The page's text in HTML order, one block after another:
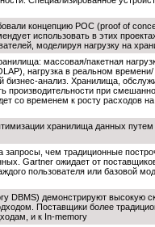
концепцию POC (proof of
использовать в этих
моделируя нагрузку на
массовая/пакетная
нагрузка в реальном
бизнес-анализ. Хранилища,
производительности при
со временем к росту расходов
хранилища данных путем
чем традиционные
Gartner ожидает от
пользователя или базовой
DBMS) демонстрируют высокую
Поставщики более
и к In-memory